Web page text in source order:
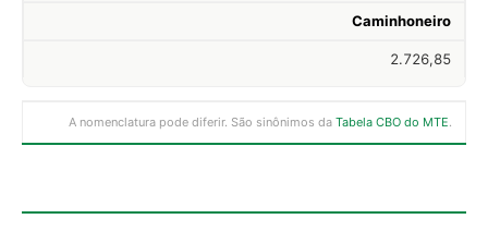
Caminhoneiro
2.726,85
A nomenclatura pode diferir. São sinônimos da Tabela CBO do MTE.